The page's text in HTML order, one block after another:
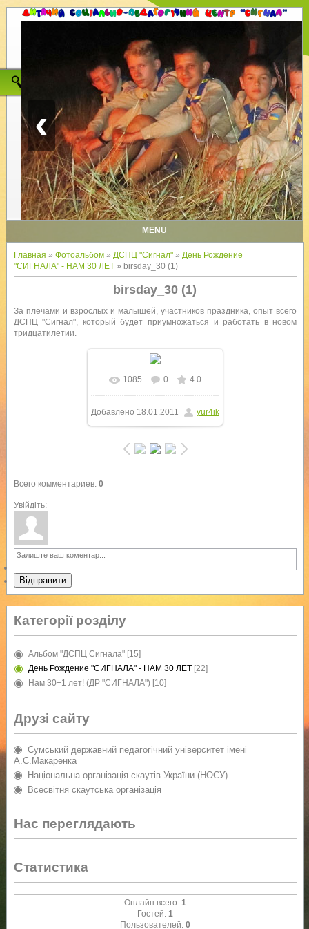
‹
MENU
Главная » Фотоальбом» ДСПЦ "Сигнал"» День Рождение
"СИГНАЛА" - НАМ 30 ЛЕТ» birsday_30 (1)
birsday_30 (1)
За плечами и взрослых и малышей, участников праздника, опыт всего
ДСПЦ "Сигнал", который будет приумножаться и работать в новом
тридцатилетии.
В реальном размере
1000x750/ 317.6Kb
1085 0 4.0
Добавлено 18.01.2011 yur4ik
Всего комментариев: 0
Увійдіть:
Відправити
Категорії розділу
Альбом "ДСПЦ Сигнала" [15]
День Рождение "СИГНАЛА" - НАМ 30 ЛЕТ [22]
Нам 30+1 лет! (ДР "СИГНАЛА") [10]
Друзі сайту
Сумський державний педагогічний університет імені
А.С.Макаренка
Національна організація скаутів України (НОСУ)
Всесвітня скаутська організація
Нас переглядають
Статистика
Онлайн всего: 1
Гостей: 1
Пользователей: 0